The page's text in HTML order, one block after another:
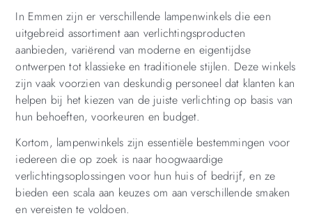
In Emmen zijn er verschillende lampenwinkels die een
uitgebreid assortiment aan verlichtingsproducten
aanbieden, variërend van moderne en eigentijdse
ontwerpen tot klassieke en traditionele stijlen. Deze winkels
zijn vaak voorzien van deskundig personeel dat klanten kan
helpen bij het kiezen van de juiste verlichting op basis van
hun behoeften, voorkeuren en budget.
Kortom, lampenwinkels zijn essentiële bestemmingen voor
iedereen die op zoek is naar hoogwaardige
verlichtingsoplossingen voor hun huis of bedrijf, en ze
bieden een scala aan keuzes om aan verschillende smaken
en vereisten te voldoen.